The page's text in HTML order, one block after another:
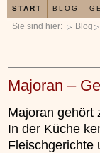
Sie sind hier: Blog
Majoran –
Majoran gehört
In der Küche
Fleischgerichte
START BLOG